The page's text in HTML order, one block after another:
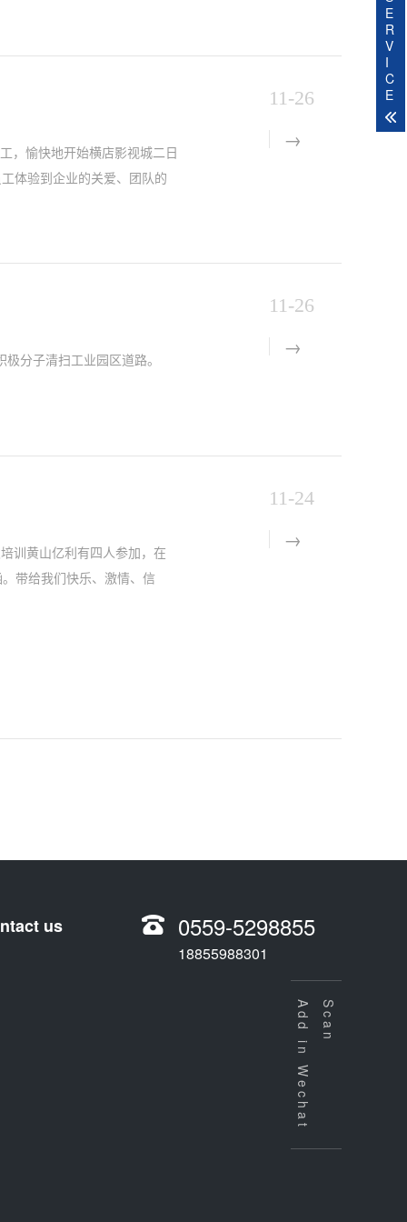
11-26
，愉快地开始横店影视城二日
体验到企业的关爱、团队的
11-26
分子清扫工业园区道路。
11-24
训黄山亿利有四人参加，在
带给我们快乐、激情、信
us 0559-5298855
18855988301
Scan
Add in Wechat
E
R
V
I
C
E